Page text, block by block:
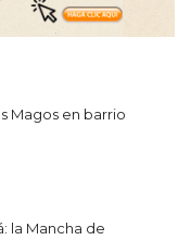
Magos en barrio
la Mancha de